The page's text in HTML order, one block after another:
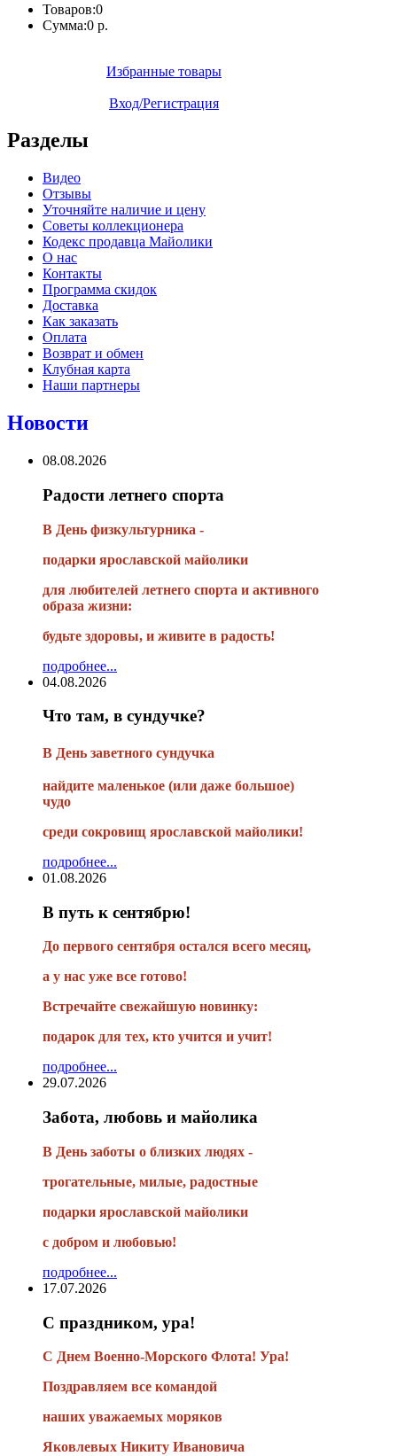
Товаров:0
Сумма:0 р.
Избранные товары
Вход/Регистрация
Разделы
Видео
Отзывы
Уточняйте наличие и цену
Советы коллекционера
Кодекс продавца Майолики
О нас
Контакты
Программа скидок
Доставка
Как заказать
Оплата
Возврат и обмен
Клубная карта
Наши партнеры
Новости
08.08.2026
Радости летнего спорта
В День физкультурника -
подарки ярославской майолики
для любителей летнего спорта и активного
образа жизни:
будьте здоровы, и живите в радость!
подробнее...
04.08.2026
Что там, в сундучке?
В День заветного сундучка
найдите маленькое (или даже большое)
чудо
среди сокровищ ярославской майолики!
подробнее...
01.08.2026
В путь к сентябрю!
До первого сентября остался всего месяц,
а у нас уже все готово!
Встречайте свежайшую новинку:
подарок для тех, кто учится и учит!
подробнее...
29.07.2026
Забота, любовь и майолика
В День заботы о близких людях -
трогательные, милые, радостные
подарки ярославской майолики
с добром и любовью!
подробнее...
17.07.2026
С праздником, ура!
С Днем Военно-Морского Флота! Ура!
Поздравляем все командой
наших уважаемых моряков
Яковлевых Никиту Ивановича